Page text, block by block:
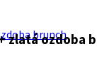
zlatá ozdoba